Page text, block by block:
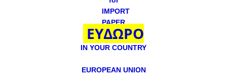
IMPORT
PAPER
ΕΥΔΩΡΟ
IN YOUR COUNTRY
EUROPEAN UNION